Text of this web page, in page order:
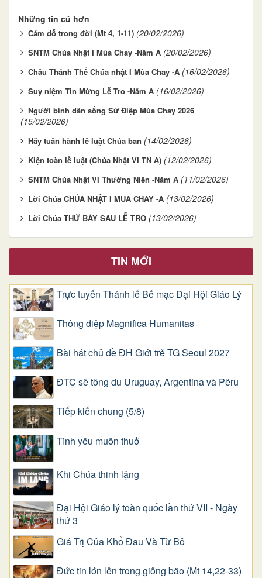
Những tin cũ hơn
Cám dỗ trong đời (Mt 4, 1-11) (20/02/2026)
SNTM Chúa Nhật I Mùa Chay -Năm A (20/02/2026)
Chầu Thánh Thể Chúa nhật I Mùa Chay -A (16/02/2026)
Suy niệm Tin Mừng Lễ Tro -Năm A (16/02/2026)
Người bình dân sống Sứ Điệp Mùa Chay 2026
(15/02/2026)
Hãy tuân hành lề luật Chúa ban (14/02/2026)
Kiện toàn lề luật (Chúa Nhật VI TN A) (12/02/2026)
SNTM Chúa Nhật VI Thường Niên -Năm A (11/02/2026)
Lời Chúa CHÚA NHẬT I MÙA CHAY -A (13/02/2026)
Lời Chúa THỨ BẢY SAU LỄ TRO (13/02/2026)
TIN MỚI
Trực tuyến Thánh lễ Bế mạc Đại Hội Giáo Lý
Thông điệp Magnifica Humanitas
Bài hát chủ đề ĐH Giới trẻ TG Seoul 2027
ĐTC sẽ tông du Uruguay, Argentina và Pêru
Tiếp kiến chung (5/8)
Tình yêu muôn thuở
Khi Chúa thinh lặng
Đại Hội Giáo lý toàn quốc lần thứ VII - Ngày
thứ 3
Giá Trị Của Khổ Ðau Và Từ Bỏ
Đức tin lớn lên trong giông bão (Mt 14,22-33)